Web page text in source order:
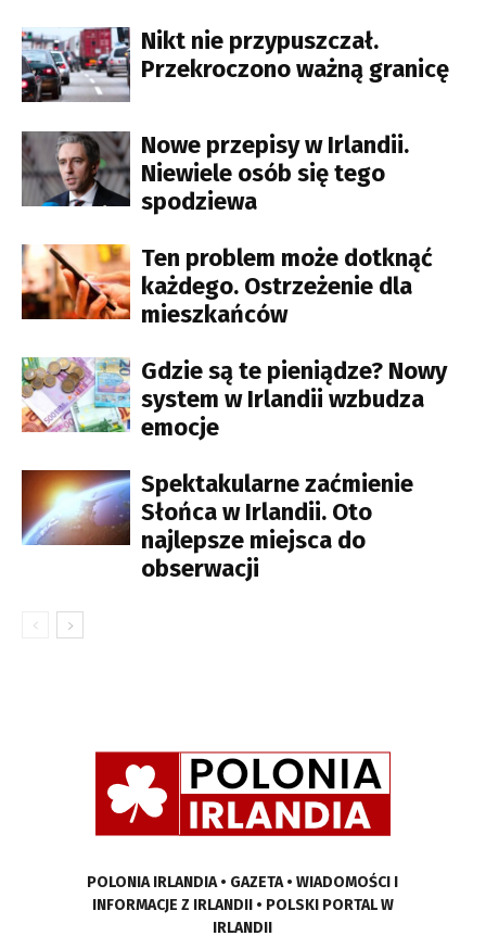
Nikt nie przypuszczał.
Przekroczono ważną granicę
Nowe przepisy w Irlandii.
Niewiele osób się tego
spodziewa
Ten problem może dotknąć
każdego. Ostrzeżenie dla
mieszkańców
Gdzie są te pieniądze? Nowy
system w Irlandii wzbudza
emocje
Spektakularne zaćmienie
Słońca w Irlandii. Oto
najlepsze miejsca do
obserwacji
POLONIA IRLANDIA • GAZETA • WIADOMOŚCI I
INFORMACJE Z IRLANDII • POLSKI PORTAL W
IRLANDII